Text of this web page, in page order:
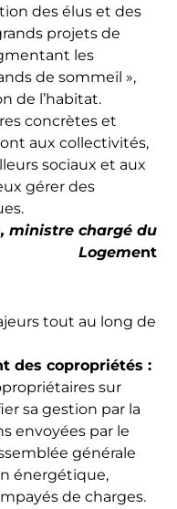
des élus et des
projets de
les
de sommeil »,
de l’habitat.
concrètes et
aux collectivités,
sociaux et aux
gérer des
ministre chargé du
Logement
tout au long de
des copropriétés :
sur
sa gestion par la
envoyées par le
générale
énergétique,
de charges.